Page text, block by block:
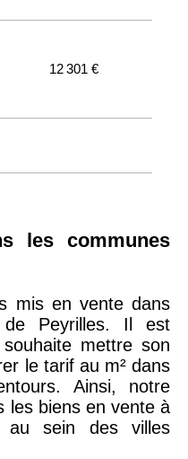
12 301 €
11 141 €
les communes
mis en vente dans
de Peyrilles. Il est
mettre son
le tarif au m² dans
Ainsi, notre
les biens en vente à
au sein des villes